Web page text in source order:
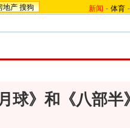
地产 搜狗 新闻 - 体育 -
球》和《八部半